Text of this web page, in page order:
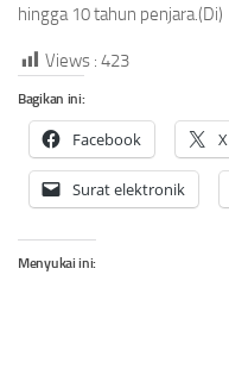
hingga 10 tahun penjara.(Di)
Views : 423
Bagikan ini:
Facebook X
Surat elektronik
Menyukai ini: